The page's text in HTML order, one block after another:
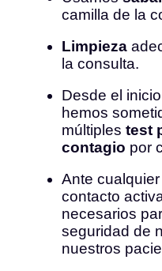
camilla de la
Limpieza
la consulta.
Desde el
hemos
múltiples test
contagio por
Ante
contacto
necesarios
seguridad de
nuestros